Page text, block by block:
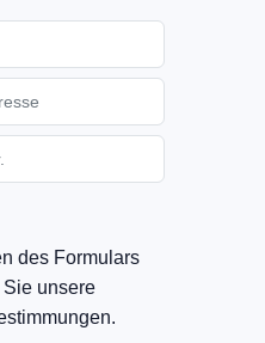
des Formulars
unsere